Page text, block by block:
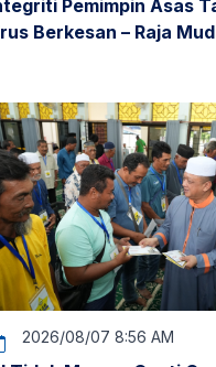
Pemimpin Asas
Berkesan – Raja
2026/08/07 8:56 AM